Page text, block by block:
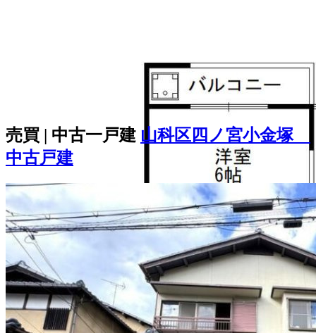
売買 | 中古一戸建 山科区四ノ宮小金塚
中古戸建